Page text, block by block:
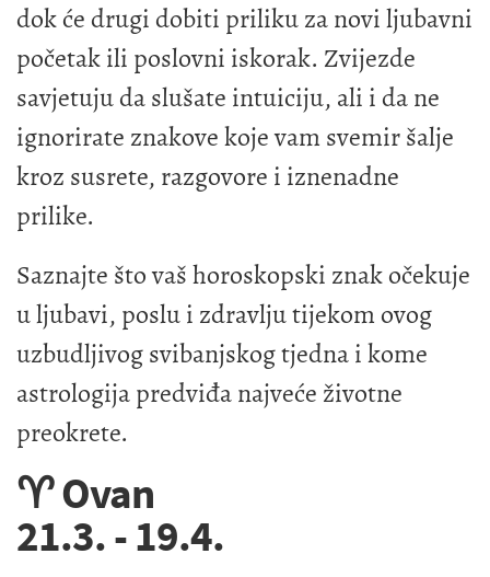
dok će drugi dobiti priliku za novi ljubavni
početak ili poslovni iskorak. Zvijezde
savjetuju da slušate intuiciju, ali i da ne
ignorirate znakove koje vam svemir šalje
kroz susrete, razgovore i iznenadne
prilike.
Saznajte što vaš horoskopski znak očekuje
u ljubavi, poslu i zdravlju tijekom ovog
uzbudljivog svibanjskog tjedna i kome
astrologija predviđa najveće životne
preokrete.
♈ Ovan
21.3. - 19.4.